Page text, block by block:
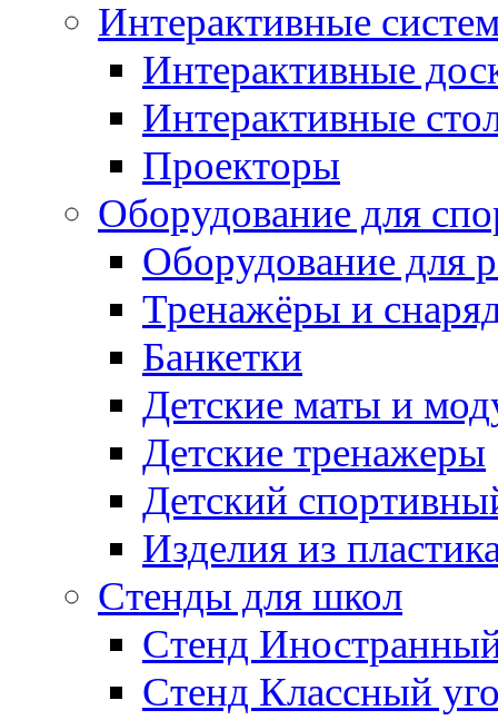
Интерактивные
Интерактивные
Интерактивные
Проекторы
Оборудование для
Оборудование для
Тренажёры и
Банкетки
Детские маты и
Детские тренажеры
Детский
Изделия из
Стенды для школ
Стенд
Стенд Классный